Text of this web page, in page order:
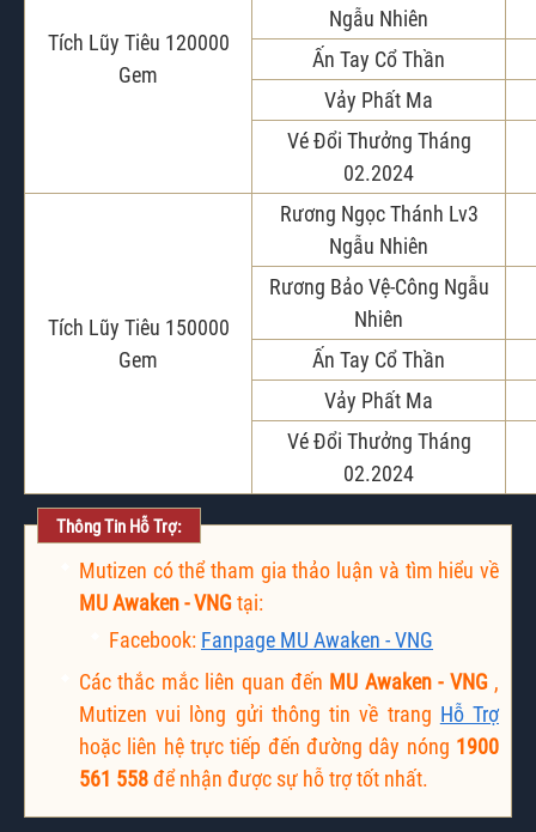
Tích Lũy Tiêu 120000
Gem
Ngẫu Nhiên
Ấn Tay Cổ Thần
Vảy Phất Ma
Vé Đổi Thưởng Tháng
02.2024
Tích Lũy Tiêu 150000
Gem
Rương Ngọc Thánh Lv3
Ngẫu Nhiên
Rương Bảo Vệ-Công Ngẫu
Nhiên
Ấn Tay Cổ Thần
Vảy Phất Ma
Vé Đổi Thưởng Tháng
02.2024
Thông Tin Hỗ Trợ:
Mutizen có thể tham gia thảo luận và tìm hiểu về
MU Awaken - VNGtại:
Facebook: Fanpage MU Awaken - VNG
Các thắc mắc liên quan đến MU Awaken - VNG,
Mutizen vui lòng gửi thông tin về trang Hỗ Trợ
hoặc liên hệ trực tiếp đến đường dây nóng 1900
561 558để nhận được sự hỗ trợ tốt nhất.